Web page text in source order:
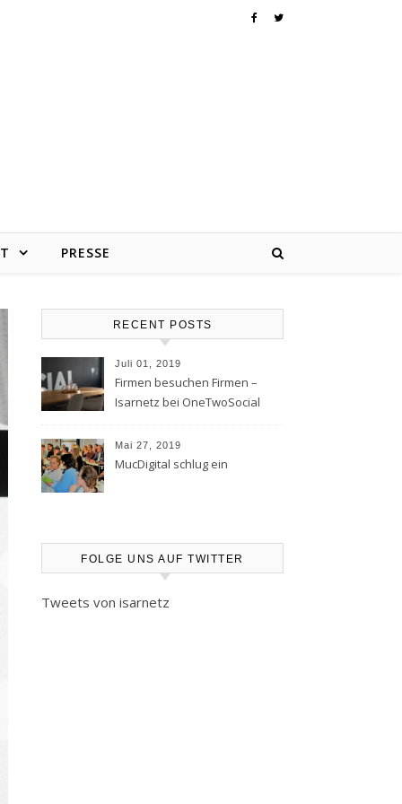
PRESSE
RECENT POSTS
Juli 01, 2019
Firmen besuchen Firmen –
Isarnetz bei OneTwoSocial
Mai 27, 2019
MucDigital schlug ein
FOLGE UNS AUF TWITTER
Tweets von isarnetz